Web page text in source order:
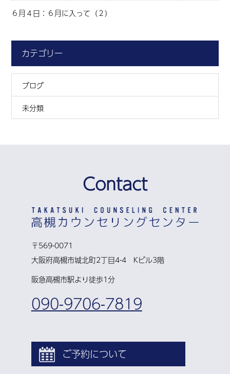
６月４日：６月に入って（２）
カテゴリー
ブログ
未分類
Contact
〒569-0071
大阪府高槻市城北町2丁目4-4 Kビル3階
阪急高槻市駅より徒歩1分
090-9706-7819
ご予約について